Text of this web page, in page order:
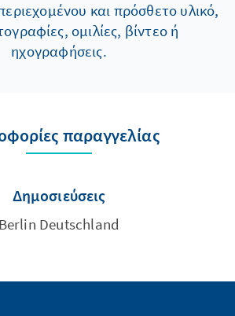
και πρόσθετο υλικό,
ομιλίες, βίντεο ή
ηχογραφήσεις.
παραγγελίας
Δημοσιεύσεις
Berlin Deutschland